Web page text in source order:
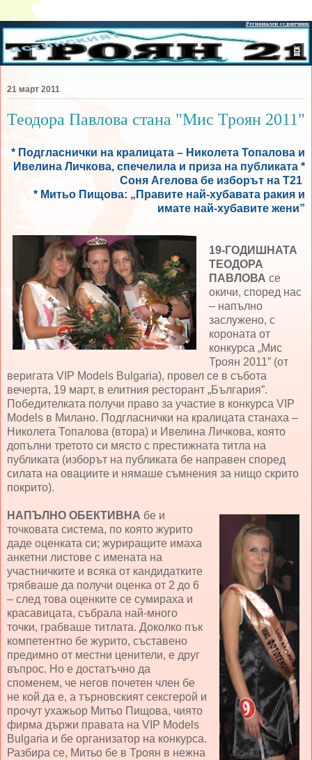
21 март 2011
Теодора Павлова стана "Мис Троян 2011"
* Подгласнички на кралицата – Николета Топалова и
Ивелина Личкова, спечелила и приза на публиката *
Соня Агелова бе изборът на Т21
* Митьо Пищова: „Правите най-хубавата ракия и
имате най-хубавите жени”
19-ГОДИШНАТА
ТЕОДОРА
ПАВЛОВА се
окичи, според нас
– напълно
заслужено, с
короната от
конкурса „Мис
Троян 2011” (от
веригата VIP Models Bulgaria), провел се в събота
вечерта, 19 март, в елитния ресторант „България”.
Победителката получи право за участие в конкурса VIP
Models в Милано. Подгласнички на кралицата станаха –
Николета Топалова (втора) и Ивелина Личкова, която
допълни третото си място с престижната титла на
публиката (изборът на публиката бе направен според
силата на овациите и нямаше съмнения за нищо скрито
покрито).
НАПЪЛНО ОБЕКТИВНА бе и
точковата система, по която журито
даде оценката си; журиращите имаха
анкетни листове с имената на
участничките и всяка от кандидатките
трябваше да получи оценка от 2 до 6
– след това оценките се сумираха и
красавицата, събрала най-много
точки, грабваше титлата. Доколко пък
компетентно бе журито, съставено
предимно от местни ценители, е друг
въпрос. Но е достатъчно да
споменем, че негов почетен член бе
не кой да е, а търновският сексгерой и
прочут ухажьор Митьо Пищова, чиято
фирма държи правата на VIP Models
Bulgaria и бе организатор на конкурса.
Разбира се, Митьо бе в Троян в нежна